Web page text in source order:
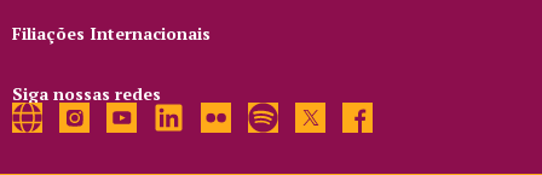
Filiações Internacionais
Siga nossas redes